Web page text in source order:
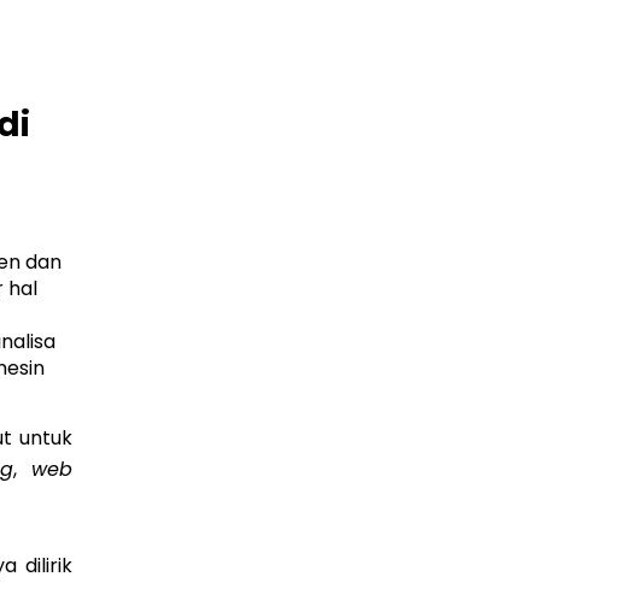
dan
hal
untuk
, web
dilirik